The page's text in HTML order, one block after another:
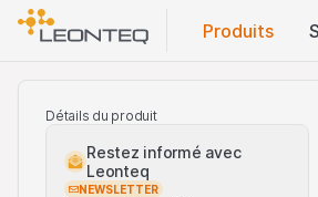
Produits
Détails du produit
Restez informé avec
Leonteq
NEWSLETTER